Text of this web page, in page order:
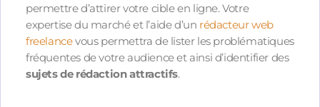
permettre d’attirer votre cible en ligne. Votre
expertise du marché et l’aide d’un rédacteur web
freelancevous permettra de lister les problématiques
fréquentes de votre audience et ainsi d’identifier des
sujets de rédaction attractifs.